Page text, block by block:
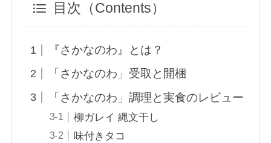
目次（Contents）
『さかなのわ』とは？
「さかなのわ」受取と開梱
「さかなのわ」調理と実食のレビュー
柳ガレイ 縄文干し
味付きタコ